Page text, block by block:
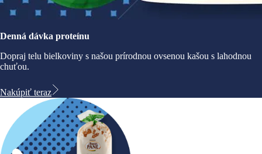
Denná dávka proteínu
Dopraj telu bielkoviny s našou prírodnou ovsenou kašou s lahodnou
chuťou.
Nakúpiť teraz